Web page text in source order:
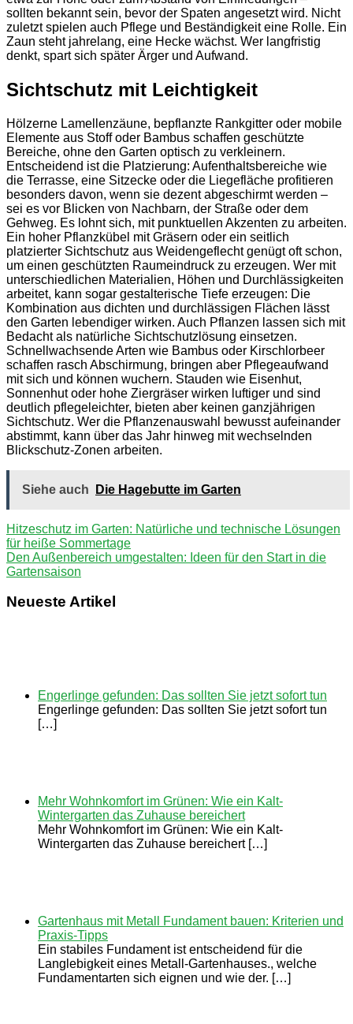
sollten bekannt sein, bevor der Spaten angesetzt wird. Nicht
zuletzt spielen auch Pflege und Beständigkeit eine Rolle. Ein
Zaun steht jahrelang, eine Hecke wächst. Wer langfristig
denkt, spart sich später Ärger und Aufwand.
Sichtschutz mit Leichtigkeit
Hölzerne Lamellenzäune, bepflanzte Rankgitter oder mobile
Elemente aus Stoff oder Bambus schaffen geschützte
Bereiche, ohne den Garten optisch zu verkleinern.
Entscheidend ist die Platzierung: Aufenthaltsbereiche wie
die Terrasse, eine Sitzecke oder die Liegefläche profitieren
besonders davon, wenn sie dezent abgeschirmt werden –
sei es vor Blicken von Nachbarn, der Straße oder dem
Gehweg. Es lohnt sich, mit punktuellen Akzenten zu arbeiten.
Ein hoher Pflanzkübel mit Gräsern oder ein seitlich
platzierter Sichtschutz aus Weidengeflecht genügt oft schon,
um einen geschützten Raumeindruck zu erzeugen. Wer mit
unterschiedlichen Materialien, Höhen und Durchlässigkeiten
arbeitet, kann sogar gestalterische Tiefe erzeugen: Die
Kombination aus dichten und durchlässigen Flächen lässt
den Garten lebendiger wirken. Auch Pflanzen lassen sich mit
Bedacht als natürliche Sichtschutzlösung einsetzen.
Schnellwachsende Arten wie Bambus oder Kirschlorbeer
schaffen rasch Abschirmung, bringen aber Pflegeaufwand
mit sich und können wuchern. Stauden wie Eisenhut,
Sonnenhut oder hohe Ziergräser wirken luftiger und sind
deutlich pflegeleichter, bieten aber keinen ganzjährigen
Sichtschutz. Wer die Pflanzenauswahl bewusst aufeinander
abstimmt, kann über das Jahr hinweg mit wechselnden
Blickschutz-Zonen arbeiten.
Siehe auch Die Hagebutte im Garten
Beitragsnavigation
Vorheriger
Beitrag:
Hitzeschutz im Garten: Natürliche und technische Lösungen
für heiße Sommertage
Nächster
Beitrag:
Den Außenbereich umgestalten: Ideen für den Start in die
Gartensaison
Neueste Artikel
Engerlinge gefunden: Das sollten Sie jetzt sofort tun
Engerlinge gefunden: Das sollten Sie jetzt sofort tun
[…]
Mehr Wohnkomfort im Grünen: Wie ein Kalt-
Wintergarten das Zuhause bereichert
Mehr Wohnkomfort im Grünen: Wie ein Kalt-
Wintergarten das Zuhause bereichert […]
Gartenhaus mit Metall Fundament bauen: Kriterien und
Praxis-Tipps
Ein stabiles Fundament ist entscheidend für die
Langlebigkeit eines Metall-Gartenhauses., welche
Fundamentarten sich eignen und wie der. […]